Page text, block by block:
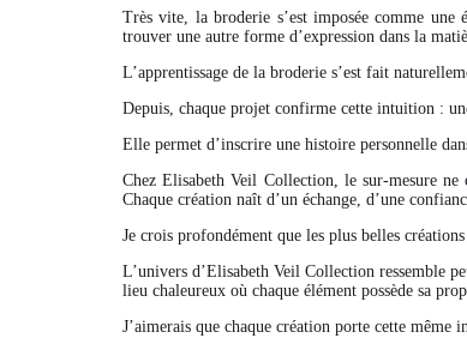
Très vite, la broderie s’est imposée comme
trouver une autre forme d’expression dans la
L’apprentissage de la broderie s’est fait
Depuis, chaque projet confirme cette intuition :
Elle permet d’inscrire une histoire personnelle
Chez Elisabeth Veil Collection, le sur-mesure
Chaque création naît d’un échange, d’une
Je crois profondément que les plus belles
L’univers d’Elisabeth Veil Collection ressemble
lieu chaleureux où chaque élément possède sa
J’aimerais que chaque création porte cette même